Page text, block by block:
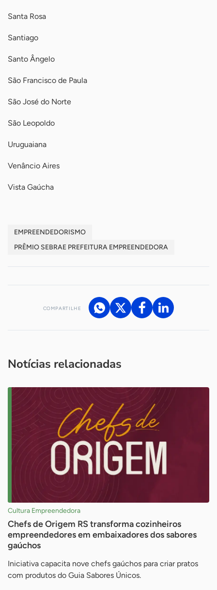
Santa Rosa
Santiago
Santo Ângelo
São Francisco de Paula
São José do Norte
São Leopoldo
Uruguaiana
Venâncio Aires
Vista Gaúcha
EMPREENDEDORISMO
PRÊMIO SEBRAE PREFEITURA EMPREENDEDORA
COMPARTILHE
Notícias relacionadas
Cultura Empreendedora
Chefs de Origem RS transforma cozinheiros
empreendedores em embaixadores dos sabores
gaúchos
Iniciativa capacita nove chefs gaúchos para criar pratos
com produtos do Guia Sabores Únicos.